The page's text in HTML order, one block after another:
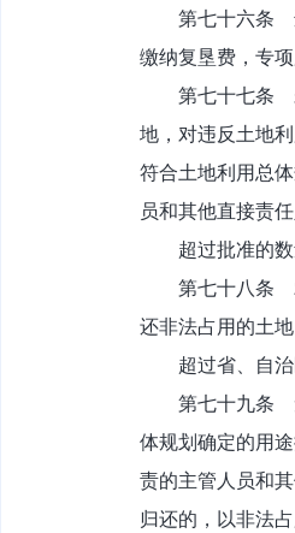
第七十六条 违
缴纳复垦费，专
第七十七条 未
地，对违反土地
符合土地利用总
员和其他直接责
超过批准的数
第七十八条 农
还非法占用的土
超过省、自治
第七十九条 无
体规划确定的用
责的主管人员和
归还的，以非法占